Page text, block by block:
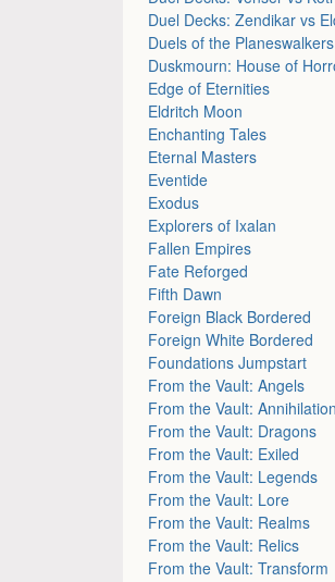
Duel Decks: Zendikar vs
Duels of the Planeswalkers
Duskmourn: House of
Edge of Eternities
Eldritch Moon
Enchanting Tales
Eternal Masters
Eventide
Exodus
Explorers of Ixalan
Fallen Empires
Fate Reforged
Fifth Dawn
Foreign Black Bordered
Foreign White Bordered
Foundations Jumpstart
From the Vault: Angels
From the Vault: Annihilation
From the Vault: Dragons
From the Vault: Exiled
From the Vault: Legends
From the Vault: Lore
From the Vault: Realms
From the Vault: Relics
From the Vault: Transform